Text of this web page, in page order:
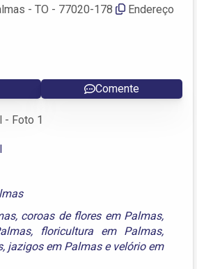
- TO - 77020-178
Endereço
Comente
, coroas de flores em Palmas,
, floricultura em Palmas,
, jazigos em Palmase velório em